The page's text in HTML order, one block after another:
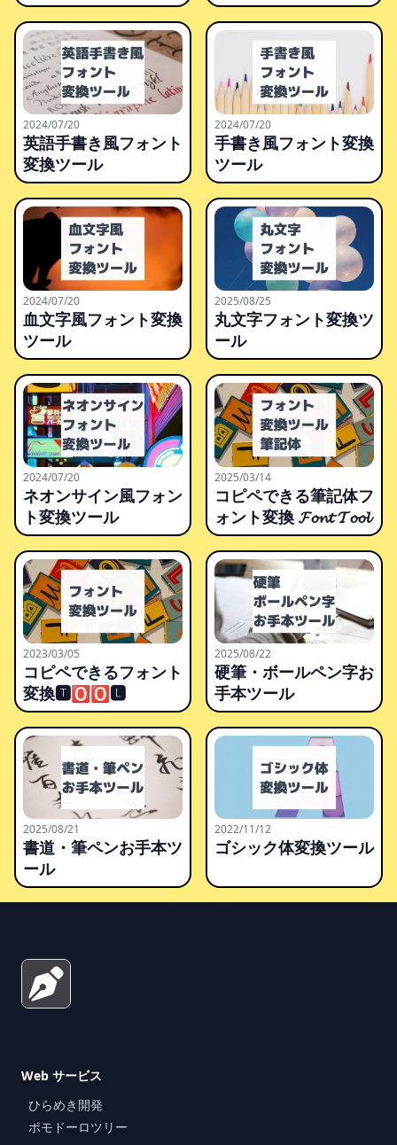
2024/07/20
英語手書き風フォント
変換ツール
2024/07/20
手書き風フォント変換
ツール
2024/07/20
血文字風フォント変換
ツール
2025/08/25
丸文字フォント変換ツ
ール
2024/07/20
ネオンサイン風フォン
ト変換ツール
2025/03/14
コピペできる筆記体フ
ォント変換 𝓕𝓸𝓷𝓽 𝓣𝓸𝓸𝓵
2023/03/05
コピペできるフォント
変換🆃🅾🅾🅻
2025/08/22
硬筆・ボールペン字お
手本ツール
2025/08/21
書道・筆ペンお手本ツ
ール
2022/11/12
ゴシック体変換ツール
Web サービス
ひらめき開発
ポモドーロツリー